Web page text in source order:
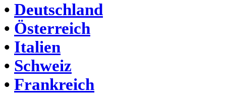
• Deutschland
• Österreich
• Italien
• Schweiz
• Frankreich